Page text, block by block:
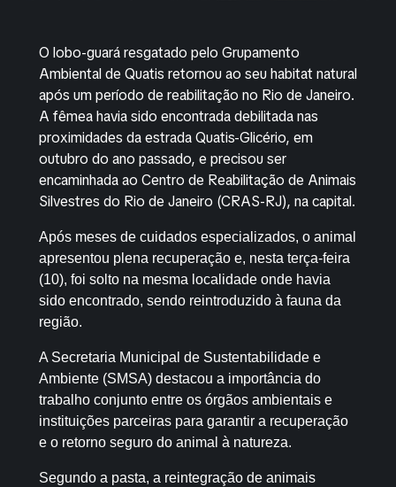
O lobo-guará resgatado pelo Grupamento
Ambiental de Quatis retornou ao seu habitat natural
após um período de reabilitação no Rio de Janeiro.
A fêmea havia sido encontrada debilitada nas
proximidades da estrada Quatis-Glicério, em
outubro do ano passado, e precisou ser
encaminhada ao Centro de Reabilitação de Animais
Silvestres do Rio de Janeiro (CRAS-RJ), na capital.
Após meses de cuidados especializados, o animal
apresentou plena recuperação e, nesta terça-feira
(10), foi solto na mesma localidade onde havia
sido encontrado, sendo reintroduzido à fauna da
região.
A Secretaria Municipal de Sustentabilidade e
Ambiente (SMSA) destacou a importância do
trabalho conjunto entre os órgãos ambientais e
instituições parceiras para garantir a recuperação
e o retorno seguro do animal à natureza.
Segundo a pasta, a reintegração de animais